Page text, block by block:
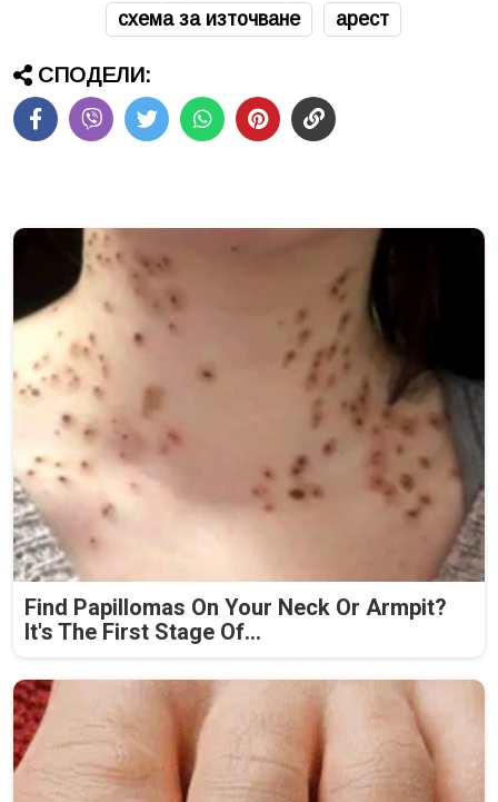
схема за източване
арест
СПОДЕЛИ:
Find Papillomas On Your Neck Or Armpit?
It's The First Stage Of...